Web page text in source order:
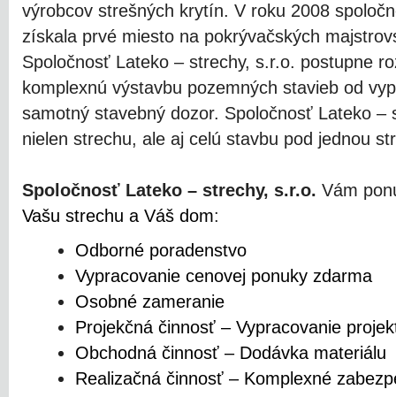
výrobcov strešných krytín. V roku 2008
získala prvé miesto na pokrývačských
Spoločnosť Lateko – strechy, s.r.o. postupne
komplexnú výstavbu pozemných stavieb od
samotný stavebný dozor. Spoločnosť Lateko –
nielen strechu, ale aj celú stavbu pod jednou
Spoločnosť Lateko – strechy, s.r.o. Vám
Vašu strechu a Váš dom:
Odborné poradenstvo
Vypracovanie cenovej ponuky zdarma
Osobné zameranie
Projekčná činnosť – Vypracovanie
Obchodná činnosť – Dodávka materiálu
Realizačná činnosť – Komplexné